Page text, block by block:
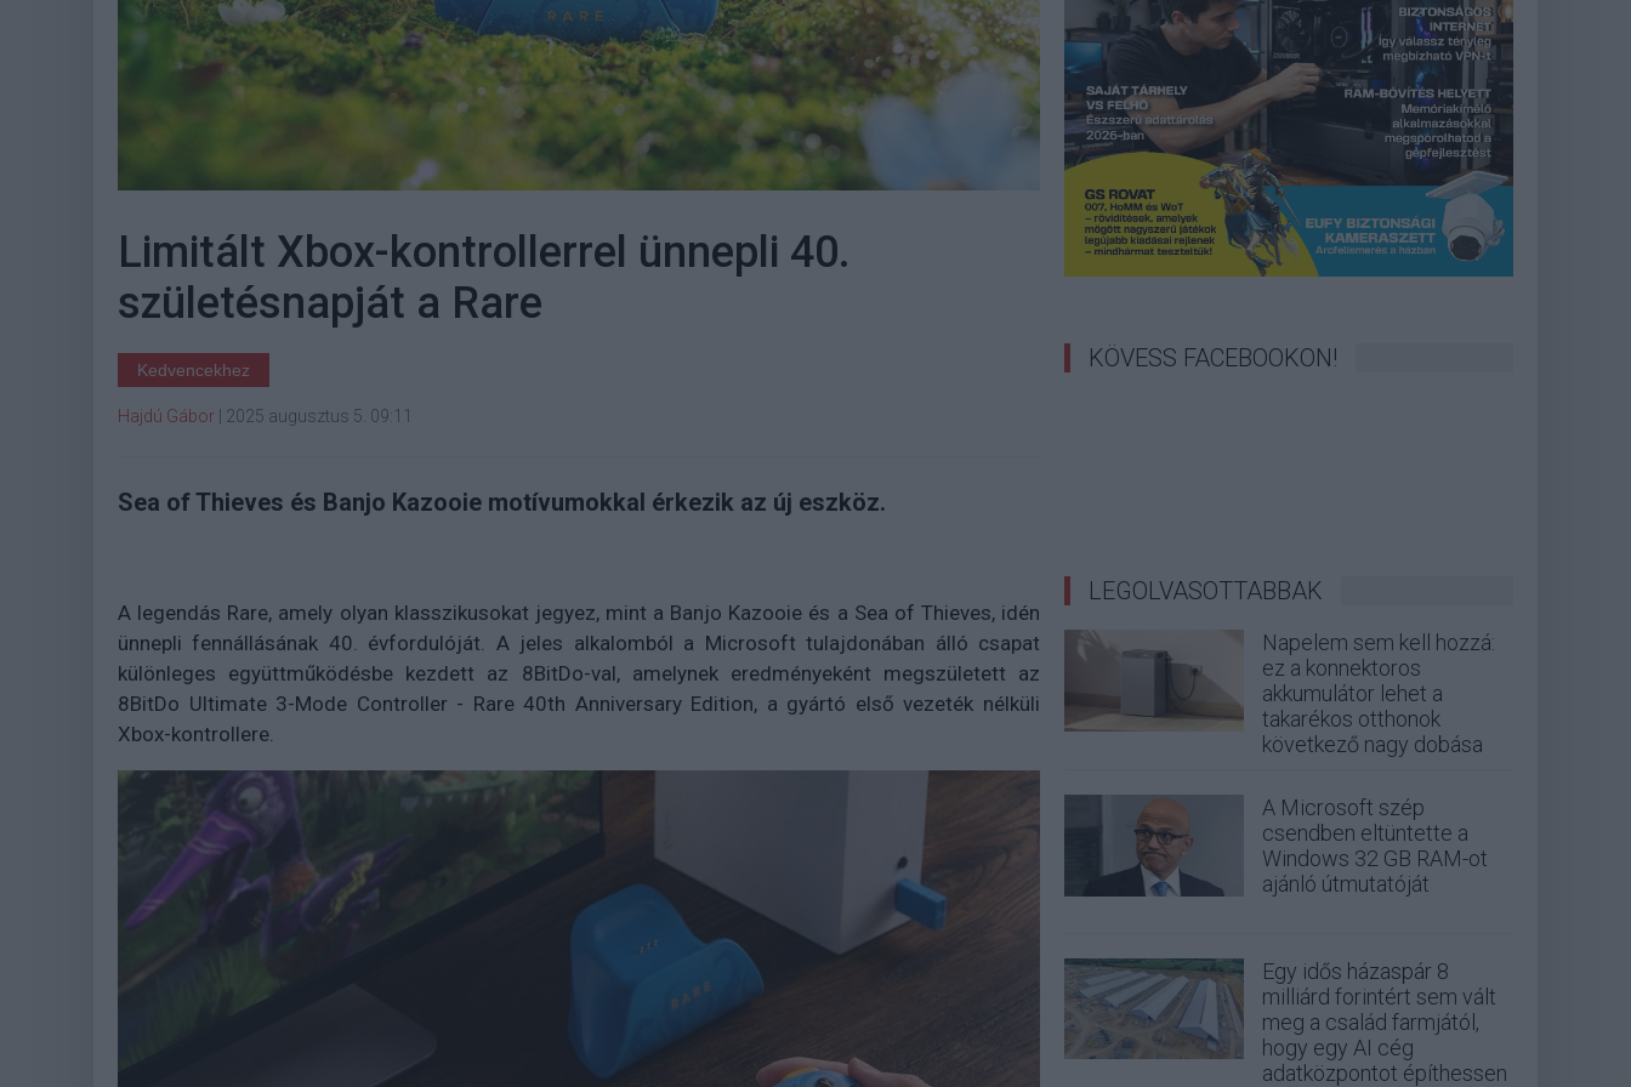
Limitált Xbox-kontrollerrel ünnepli 40.
születésnapját a Rare
Kedvencekhez
Hajdú Gábor 2025 augusztus 5. 09:11
Sea of Thieves és Banjo Kazooie motívumokkal érkezik az új eszköz.
A legendás Rare, amely olyan klasszikusokat jegyez, mint a Banjo Kazooie és a Sea of Thieves, idén
ünnepli fennállásának 40. évfordulóját. A jeles alkalomból a Microsoft tulajdonában álló csapat
különleges együttműködésbe kezdett az 8BitDo-val, amelynek eredményeként megszületett az
8BitDo Ultimate 3-Mode Controller - Rare 40th Anniversary Edition, a gyártó első vezeték nélküli
Xbox-kontrollere.
KÖVESS FACEBOOKON!
LEGOLVASOTTABBAK
Napelem sem kell hozzá:
ez a konnektoros
akkumulátor lehet a
takarékos otthonok
következő nagy dobása
A Microsoft szép
csendben eltüntette a
Windows 32 GB RAM-ot
ajánló útmutatóját
Egy idős házaspár 8
milliárd forintért sem vált
meg a család farmjától,
hogy egy AI cég
adatközpontot építhessen